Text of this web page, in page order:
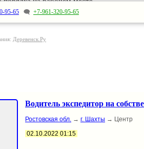
на выгрузке
95-65 🗨 +7-961-320-95-65
Деревенск.Ру
Водитель экспедитор на
Ростовская обл. → г. Шахты → Центр
02.10.2022 01:15